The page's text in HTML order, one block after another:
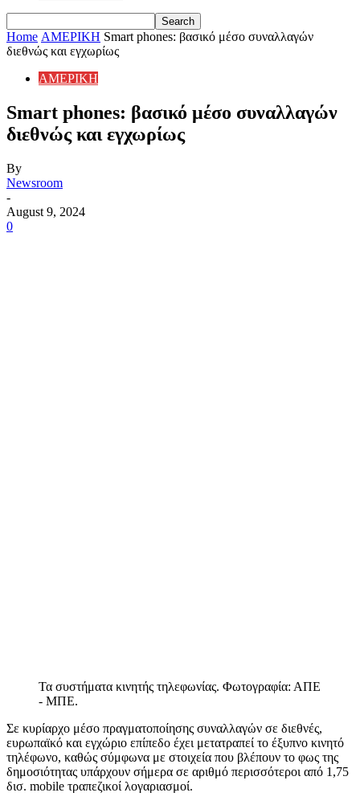
Home ΑΜΕΡΙΚΗ Smart phones: βασικό μέσο συναλλαγών
διεθνώς και εγχωρίως
ΑΜΕΡΙΚΗ
Smart phones: βασικό μέσο συναλλαγών
διεθνώς και εγχωρίως
By
Newsroom
-
August 9, 2024
0
Τα συστήματα κινητής τηλεφωνίας. Φωτογραφία: ΑΠΕ
- ΜΠΕ.
Σε κυρίαρχο μέσο πραγματοποίησης συναλλαγών σε διεθνές,
ευρωπαϊκό και εγχώριο επίπεδο έχει μετατραπεί το έξυπνο κινητό
τηλέφωνο, καθώς σύμφωνα με στοιχεία που βλέπουν το φως της
δημοσιότητας υπάρχουν σήμερα σε αριθμό περισσότεροι από 1,75
δισ. mobile τραπεζικοί λογαριασμοί.